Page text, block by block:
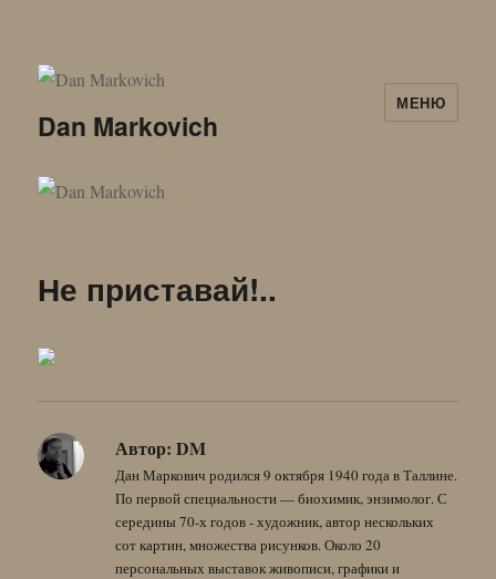
Dan Markovich
МЕНЮ
Не приставай!..
Автор: DM
Дан Маркович родился 9 октября 1940 года в Таллине.
По первой специальности — биохимик, энзимолог. С
середины 70-х годов - художник, автор нескольких
сот картин, множества рисунков. Около 20
персональных выставок живописи, графики и